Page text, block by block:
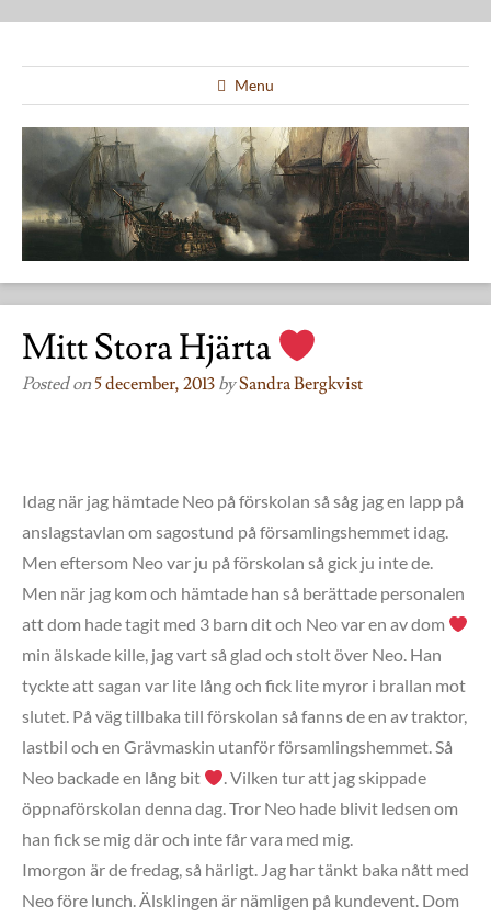
Menu
Mitt Stora Hjärta
Posted on5 december, 2013 bySandra Bergkvist
Idag när jag hämtade Neo på förskolan så såg jag en lapp på
anslagstavlan om sagostund på församlingshemmet idag.
Men eftersom Neo var ju på förskolan så gick ju inte de.
Men när jag kom och hämtade han så berättade personalen
att dom hade tagit med 3 barn dit och Neo var en av dom
min älskade kille, jag vart så glad och stolt över Neo. Han
tyckte att sagan var lite lång och fick lite myror i brallan mot
slutet. På väg tillbaka till förskolan så fanns de en av traktor,
lastbil och en Grävmaskin utanför församlingshemmet. Så
Neo backade en lång bit
. Vilken tur att jag skippade
öppnaförskolan denna dag. Tror Neo hade blivit ledsen om
han fick se mig där och inte får vara med mig.
Imorgon är de fredag, så härligt. Jag har tänkt baka nått med
Neo före lunch. Älsklingen är nämligen på kundevent. Dom